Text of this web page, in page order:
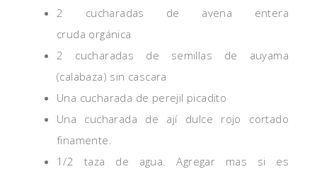
2 cucharadas de avena entera
cruda orgánica
2 cucharadas de semillas de auyama
(calabaza) sin cascara
Una cucharada de perejil picadito
Una cucharada de ají dulce rojo cortado
finamente.
1/2 taza de agua. Agregar mas si es